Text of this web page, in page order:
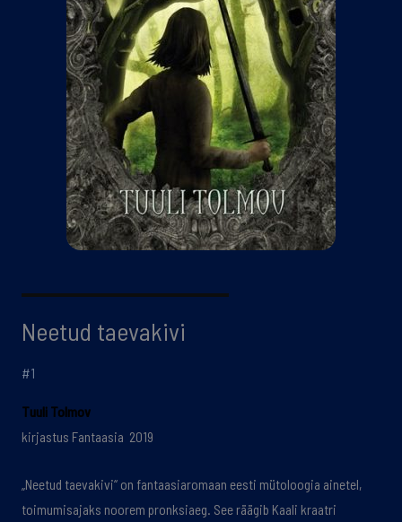
Neetud taevakivi
#1
Tuuli Tolmov
kirjastus Fantaasia 2019
„Neetud taevakivi“ on fantaasiaromaan eesti mütoloogia ainetel,
toimumisajaks noorem pronksiaeg. See räägib Kaali kraatri